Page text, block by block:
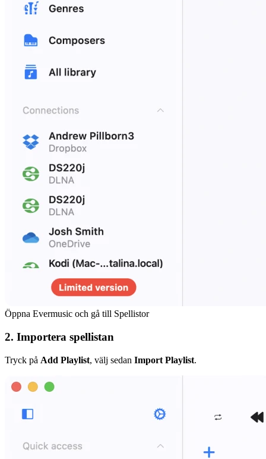
Öppna Evermusic och gå till Spellistor
2. Importera spellistan
Tryck på Add Playlist, välj sedan Import Playlist.